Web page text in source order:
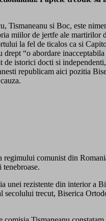
si Boc, este
miilor de jertfe ale martirilor
la fel de ticalos ca si
“o abordare
istorici docti si
republicam aici pozitia
comunist din
rezistente din interior
trecut, Biserica